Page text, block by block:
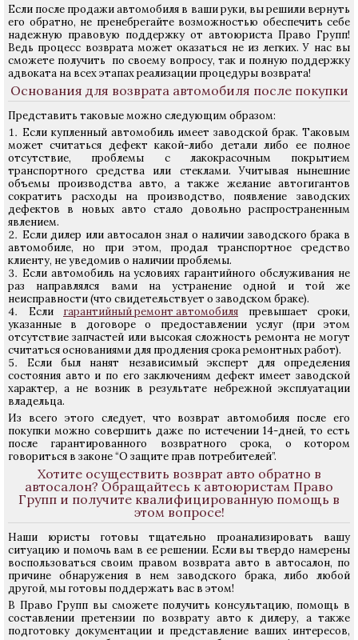
Если после продажи автомобиля в ваши руки, вы решили вернуть
его обратно, не пренебрегайте возможностью обеспечить себе
надежную правовую поддержку от автоюриста Право Групп!
Ведь процесс возврата может оказаться не из легких. У нас вы
сможете получить по своему вопросу, так и полную поддержку
адвоката на всех этапах реализации процедуры возврата!
Основания для возврата автомобиля после покупки
Представить таковые можно следующим образом:
Если купленный автомобиль имеет заводской брак. Таковым
может считаться дефект какой-либо детали либо ее полное
отсутствие, проблемы с лакокрасочным покрытием
транспортного средства или стеклами. Учитывая нынешние
объемы производства авто, а также желание автогигантов
сократить расходы на производство, появление заводских
дефектов в новых авто стало довольно распространенным
явлением.
Если дилер или автосалон знал о наличии заводского брака в
автомобиле, но при этом, продал транспортное средство
клиенту, не уведомив о наличии проблемы.
Если автомобиль на условиях гарантийного обслуживания не
раз направлялся вами на устранение одной и той же
неисправности (что свидетельствует о заводском браке).
Если гарантийный ремонт автомобиля превышает сроки,
указанные в договоре о предоставлении услуг (при этом
отсутствие запчастей или высокая сложность ремонта не могут
считаться основаниями для продления срока ремонтных работ).
Если был нанят независимый эксперт для определения
состояния авто и по его заключениям дефект имеет заводской
характер, а не возник в результате небрежной эксплуатации
владельца.
Из всего этого следует, что возврат автомобиля после его
покупки можно совершить даже по истечении 14-дней, то есть
после гарантированного возвратного срока, о котором
говориться в законе “О защите прав потребителей”.
Хотите осуществить возврат авто обратно в
автосалон? Обращайтесь к автоюристам Право
Групп и получите квалифицированную помощь в
этом вопросе!
Наши юристы готовы тщательно проанализировать вашу
ситуацию и помочь вам в ее решении. Если вы твердо намерены
воспользоваться своим правом возврата авто в автосалон, по
причине обнаружения в нем заводского брака, либо любой
другой, мы готовы поддержать вас в этом!
В Право Групп вы сможете получить консультацию, помощь в
составлении претензии по возврату авто к дилеру, а также
подготовку документации и представление ваших интересов,